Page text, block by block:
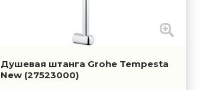
Душевая штанга Grohe Tempesta
New (27523000)